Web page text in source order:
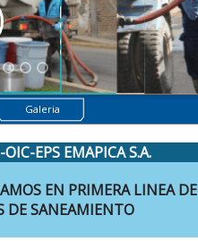
Galeria
EPS EMAPICA S.A.
EN PRIMERA LINEA DE
DE SANEAMIENTO